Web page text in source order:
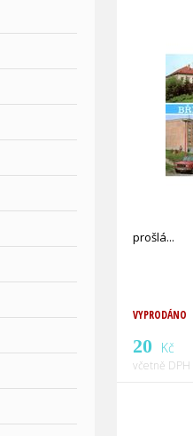
prošlá
VYPRODÁNO
20 Kč
včetně